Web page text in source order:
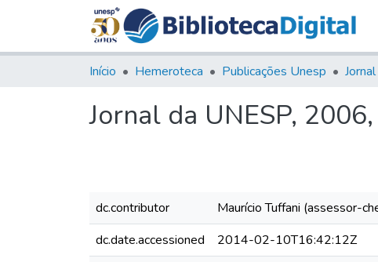
Início Hemeroteca Publicações Unesp
Jornal da UNESP,
dc.contributor Maurício Tuffani (assessor-
dc.date.accessioned
2014-02-10T16:42:12Z